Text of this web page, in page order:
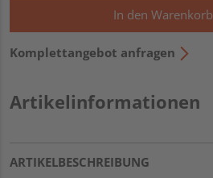
In den Warenkorb
Komplettangebot anfragen
Artikelinformationen
ARTIKELBESCHREIBUNG